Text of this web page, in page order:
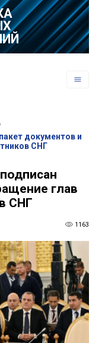
документов и
СНГ
глав
СНГ
1163